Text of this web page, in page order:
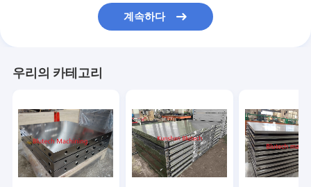
계속하다
우리의 카테고리